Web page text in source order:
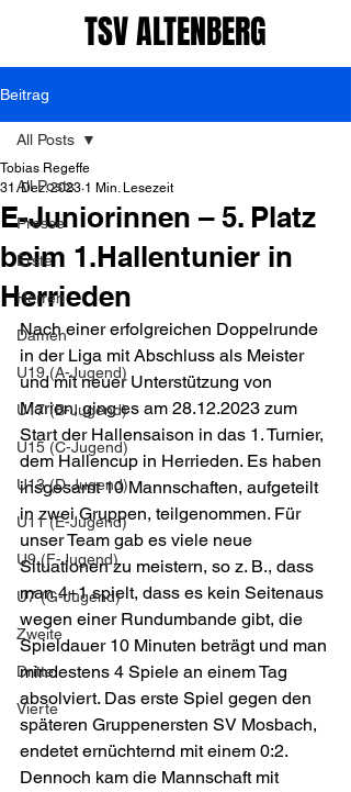
TSV ALTENBERG
Beitrag
All Posts
Presse
Erste
Herren
Damen
U19 (A-Jugend)
U17 (B-Jugend)
U15 (C-Jugend)
U13 (D-Jugend)
U11 (E-Jugend)
U9 (F-Jugend)
U7 (G-Jugend)
Zweite
Dritte
Vierte
All Posts
E-Juniorinnen – 5. Platz
beim 1.Hallentunier in
Herrieden
Tobias Regeffe
31. Dez. 2023 1 Min. Lesezeit
Nach einer erfolgreichen Doppelrunde
in der Liga mit Abschluss als Meister
und mit neuer Unterstützung von
Marion, ging es am 28.12.2023 zum
Start der Hallensaison in das 1. Turnier,
dem Hallencup in Herrieden. Es haben
insgesamt 10 Mannschaften, aufgeteilt
in zwei Gruppen, teilgenommen. Für
unser Team gab es viele neue
Situationen zu meistern, so z. B., dass
man 4+1 spielt, dass es kein Seitenaus
wegen einer Rundumbande gibt, die
Spieldauer 10 Minuten beträgt und man
mindestens 4 Spiele an einem Tag
absolviert. Das erste Spiel gegen den
späteren Gruppenersten SV Mosbach,
endetet ernüchternd mit einem 0:2.
Dennoch kam die Mannschaft mit